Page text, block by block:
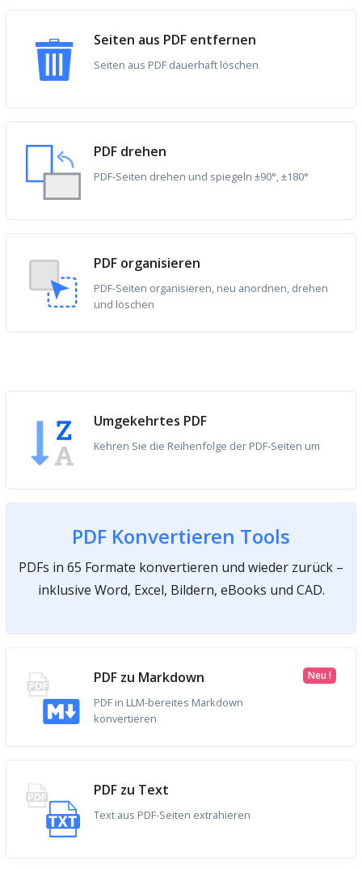
Seiten aus PDF entfernen
Seiten aus PDF dauerhaft löschen
PDF drehen
PDF-Seiten drehen und spiegeln ±90°, ±180°
PDF organisieren
PDF-Seiten organisieren, neu anordnen, drehen
und löschen
Umgekehrtes PDF
Kehren Sie die Reihenfolge der PDF-Seiten um
PDF Konvertieren Tools
PDFs in 65 Formate konvertieren und wieder zurück –
inklusive Word, Excel, Bildern, eBooks und CAD.
PDF zu Markdown
PDF in LLM-bereites Markdown
konvertieren
Neu !
PDF zu Text
Text aus PDF-Seiten extrahieren